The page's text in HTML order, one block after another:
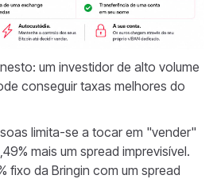
um investidor de alto volume
conseguir taxas melhores do
limita-se a tocar em "vender"
mais um spread imprevisível.
fixo da Bringin com um spread